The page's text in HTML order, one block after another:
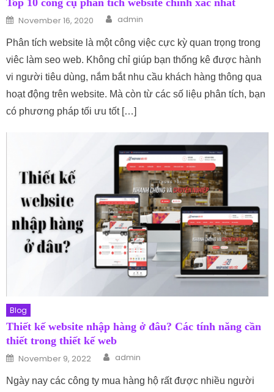
Top 10 công cụ phân tích website chính xác nhất
Posted on
November 16, 2020 Author
admin
Phân tích website là một công việc cực kỳ quan trọng trong
viêc làm seo web. Không chỉ giúp bạn thống kê được hành
vi người tiêu dùng, nắm bắt nhu cầu khách hàng thông qua
hoạt động trên website. Mà còn từ các số liệu phân tích, bạn
có phương pháp tối ưu tốt […]
Blog
Thiết kế website nhập hàng ở đâu? Các tính năng cần
thiết trong thiết kế web
Posted on
November 9, 2022 Author
admin
Ngày nay các công ty mua hàng hộ rất được nhiều người